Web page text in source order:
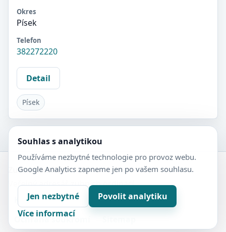
Okres
Písek
Telefon
382272220
Detail
Písek
Zubní-lékaři.cz
Veřejný adresář zubních ordinací.
Kontakt
Nastavení soukromí
Ochrana soukromí
Souhlas s analytikou
Používáme nezbytné technologie pro provoz webu.
Google Analytics zapneme jen po vašem souhlasu.
Jen nezbytné
Povolit analytiku
Více informací